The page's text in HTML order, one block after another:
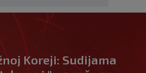
Koreji: Sudijama